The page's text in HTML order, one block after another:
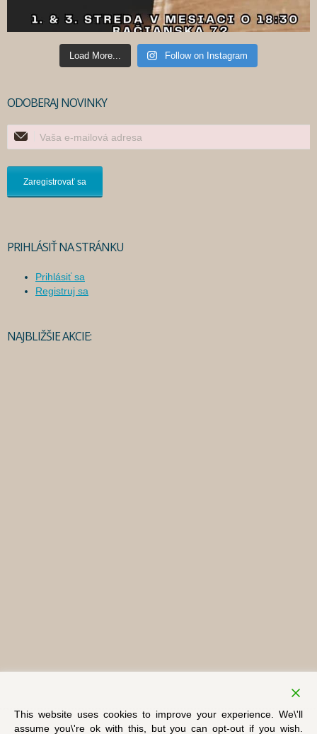
Load More... Follow on Instagram
ODOBERAJ NOVINKY
PRIHLÁSIŤ NA STRÁNKU
Prihlásiť sa
Registruj sa
NAJBLIŽŠIE AKCIE:
This website uses cookies to improve your experience. We\'ll
assume you\'re ok with this, but you can opt-out if you wish.